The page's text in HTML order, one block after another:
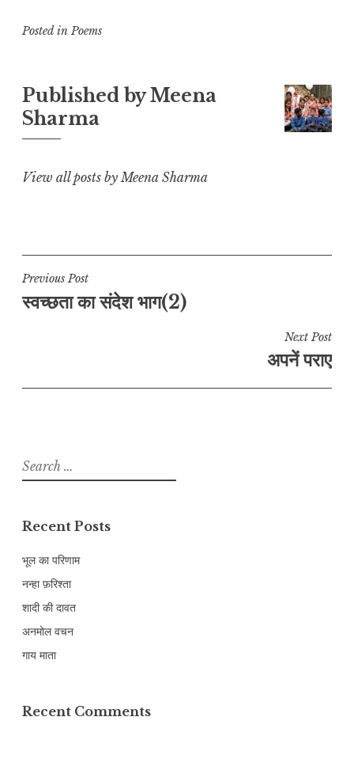
p
L
i
n
at
A
p
p
b
o
r
a
e
Posted in Poems
Published byMeena
Sharma
View all posts by Meena Sharma
Post
navigation
Previous Post
स्वच्छता का संदेश भाग(2)
Next Post
अपनें पराए
Search
for:
Recent Posts
भूल का परिणाम
नन्हा फ़रिश्ता
शादी की दावत
अनमोल वचन
गाय माता
Recent Comments